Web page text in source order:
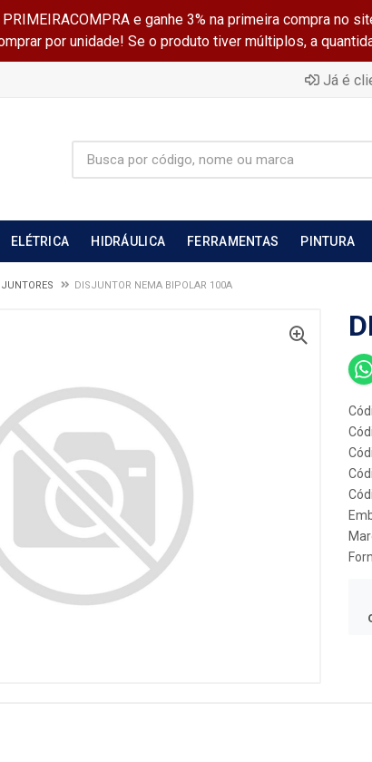
e ganhe 3% na primeira compra no
por unidade! Se o produto tiver múltiplos, a
Já é
ELÉTRICA HIDRÁULICA FERRAMENTAS PINTURA
DISJUNTOR NEMA BIPOLAR 100A